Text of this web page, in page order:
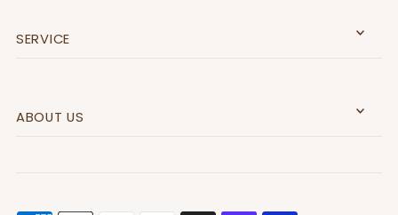
SERVICE
ABOUT US